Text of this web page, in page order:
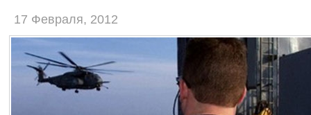
17 Февраля, 2012